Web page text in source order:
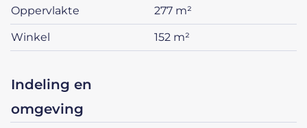
oppervlakte 277 m²
winkel 152 m²
indeling en
omgeving